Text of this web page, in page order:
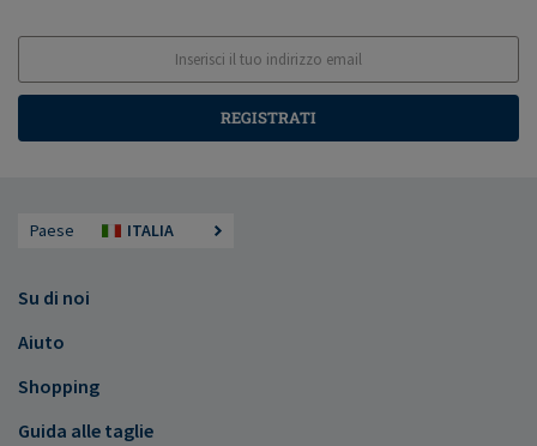
REGISTRATI
Paese ITALIA
Su di noi
Aiuto
Shopping
Guida alle taglie